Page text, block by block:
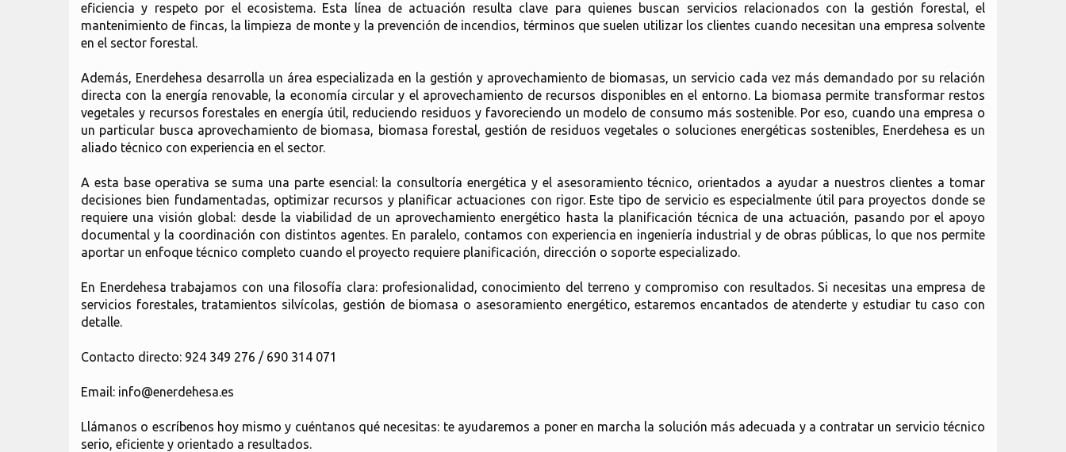
eficiencia y respeto por el ecosistema. Esta línea de actuación resulta clave para quienes buscan servicios relacionados con la gestión forestal, el
mantenimiento de fincas, la limpieza de monte y la prevención de incendios, términos que suelen utilizar los clientes cuando necesitan una empresa solvente
en el sector forestal.
Además, Enerdehesa desarrolla un área especializada en la gestión y aprovechamiento de biomasas, un servicio cada vez más demandado por su relación
directa con la energía renovable, la economía circular y el aprovechamiento de recursos disponibles en el entorno. La biomasa permite transformar restos
vegetales y recursos forestales en energía útil, reduciendo residuos y favoreciendo un modelo de consumo más sostenible. Por eso, cuando una empresa o
un particular busca aprovechamiento de biomasa, biomasa forestal, gestión de residuos vegetales o soluciones energéticas sostenibles, Enerdehesa es un
aliado técnico con experiencia en el sector.
A esta base operativa se suma una parte esencial: la consultoría energética y el asesoramiento técnico, orientados a ayudar a nuestros clientes a tomar
decisiones bien fundamentadas, optimizar recursos y planificar actuaciones con rigor. Este tipo de servicio es especialmente útil para proyectos donde se
requiere una visión global: desde la viabilidad de un aprovechamiento energético hasta la planificación técnica de una actuación, pasando por el apoyo
documental y la coordinación con distintos agentes. En paralelo, contamos con experiencia en ingeniería industrial y de obras públicas, lo que nos permite
aportar un enfoque técnico completo cuando el proyecto requiere planificación, dirección o soporte especializado.
En Enerdehesa trabajamos con una filosofía clara: profesionalidad, conocimiento del terreno y compromiso con resultados. Si necesitas una empresa de
servicios forestales, tratamientos silvícolas, gestión de biomasa o asesoramiento energético, estaremos encantados de atenderte y estudiar tu caso con
detalle.
Contacto directo: 924 349 276 / 690 314 071
Email: info@enerdehesa.es
Llámanos o escríbenos hoy mismo y cuéntanos qué necesitas: te ayudaremos a poner en marcha la solución más adecuada y a contratar un servicio técnico
serio, eficiente y orientado a resultados.